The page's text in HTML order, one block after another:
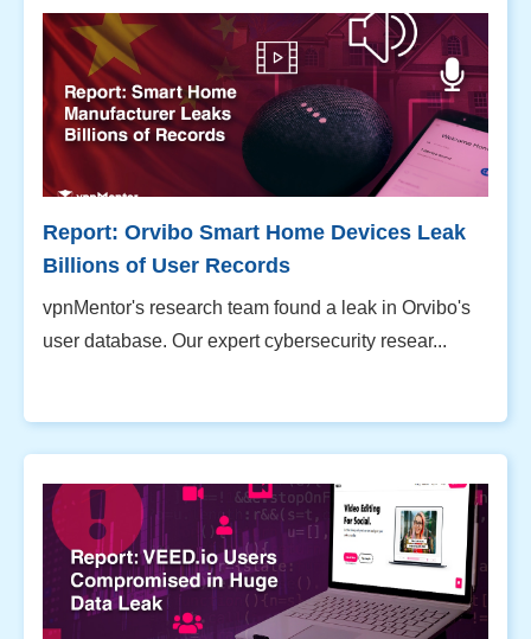
Report: Orvibo Smart Home Devices Leak
Billions of User Records
vpnMentor's research team found a leak in Orvibo's
user database. Our expert cybersecurity resear...